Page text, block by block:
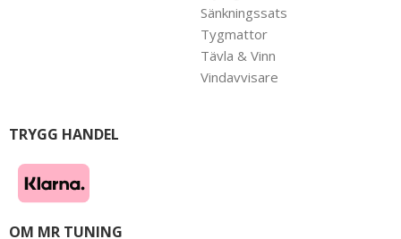
Sänkningssats
Tygmattor
Tävla & Vinn
Vindavvisare
TRYGG HANDEL
OM MR TUNING